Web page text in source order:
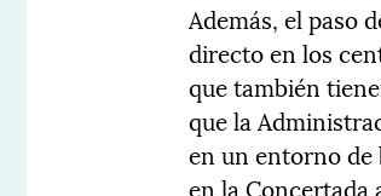
Además, el paso
directo en los
que también
que la
en un entorno de
en la Concertada